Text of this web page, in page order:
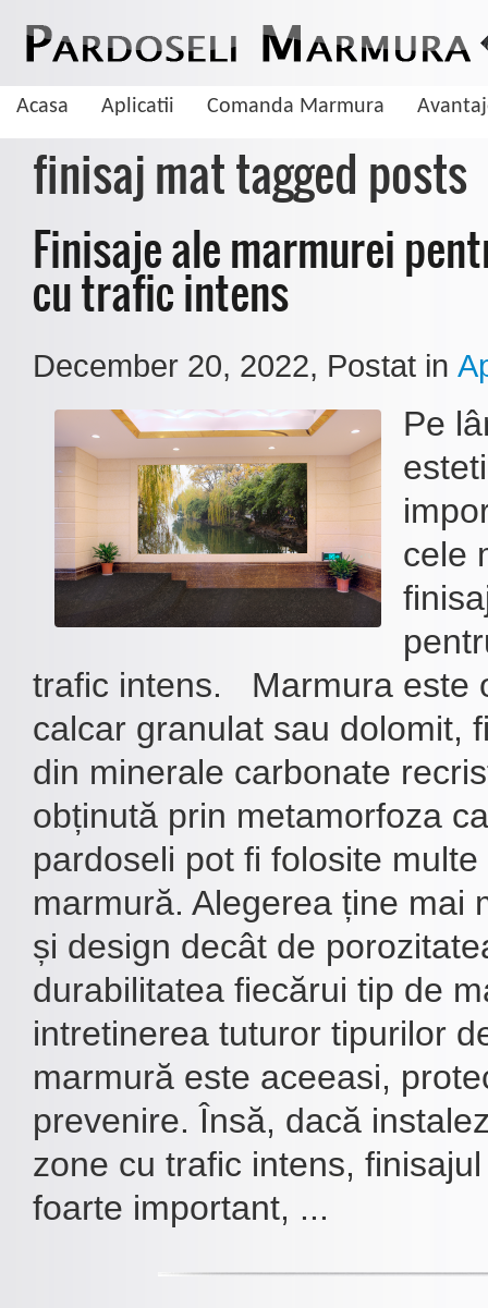
Acasa Aplicatii Comanda Marmura
De ce sa aleg pardoseala din marmura
Marmura este una dintre cele mai cautate pietre naturale cand vine
finisaj mat tagged posts
Finisaje ale marmurei
cu trafic intens
December 20, 2022, Postat in
Pe
cele
trafic intens. Marmura este
calcar granulat sau dolomit,
din minerale carbonate
obținută prin metamorfoza
pardoseli pot fi folosite
marmură. Alegerea ține mai
și design decât de
durabilitatea fiecărui tip de
intretinerea tuturor tipurilor
marmură este aceeasi,
prevenire. Însă, dacă
zone cu trafic intens,
foarte important, ...